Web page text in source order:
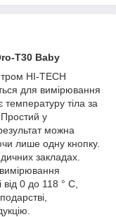
T30 Baby
HI-TECH
для вимірювання
тіла за
у
можна
лише одну кнопку.
закладах.
0 до 118 ° С,